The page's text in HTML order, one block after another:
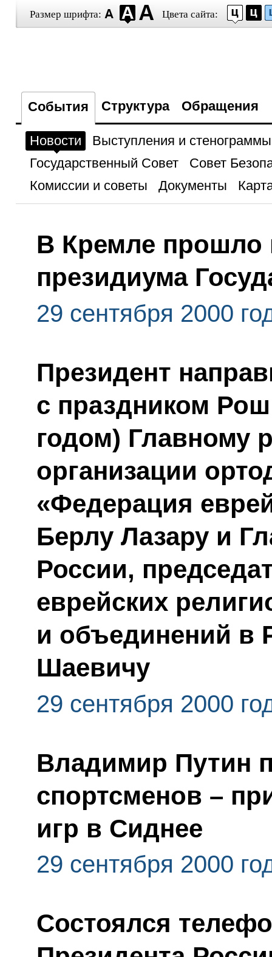
Размер шрифта: Цвета сайта:
События Структура Обращения
Новости
Выступления и стенограммы
Государственный Совет
Совет
Комиссии и советы
Документы
В Кремле прошло
президиума
29 сентября 2000
Президент
с праздником
годом) Главному
организации
«Федерация
Берлу Лазару и
России,
еврейских
и объединений в
Шаевичу
29 сентября 2000
Владимир Путин
спортсменов –
игр в Сиднее
29 сентября 2000
Состоялся